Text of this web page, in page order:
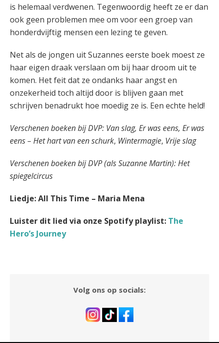
is helemaal verdwenen. Tegenwoordig heeft ze er dan
ook geen problemen mee om voor een groep van
honderdvijftig mensen een lezing te geven.
Net als de jongen uit Suzannes eerste boek moest ze
haar eigen draak verslaan om bij haar droom uit te
komen. Het feit dat ze ondanks haar angst en
onzekerheid toch altijd door is blijven gaan met
schrijven benadrukt hoe moedig ze is. Een echte held!
Verschenen boeken bij DVP: Van slag, Er was eens, Er was
eens – Het hart van een schurk, Wintermagie, Vrije slag
Verschenen boeken bij DVP (als Suzanne Martin): Het
spiegelcircus
Liedje: All This Time – Maria Mena
Luister dit lied via onze Spotify playlist: The
Hero’s Journey
Volg ons op socials: